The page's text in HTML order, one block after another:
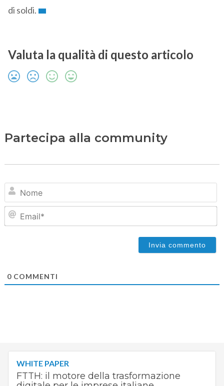
di soldi.
Valuta la qualità di questo articolo
Partecipa alla community
0COMMENTI
WHITE PAPER
FTTH: il motore della trasformazione